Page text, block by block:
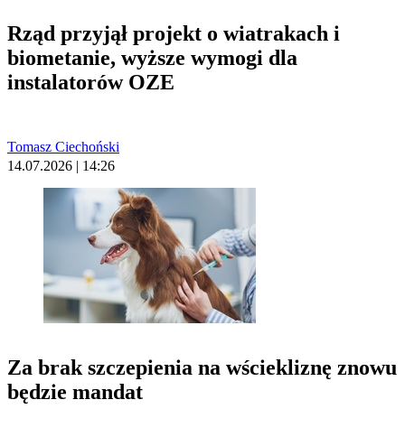
Rząd przyjął projekt o wiatrakach i
biometanie, wyższe wymogi dla
instalatorów OZE
Tomasz Ciechoński
14.07.2026 | 14:26
Za brak szczepienia na wściekliznę znowu
będzie mandat